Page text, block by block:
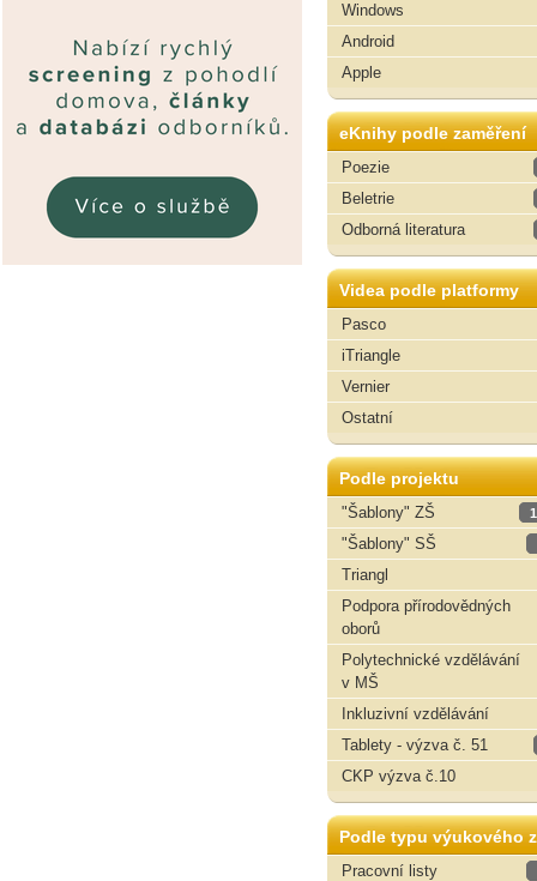
Windows
Android
Apple
eKnihy podle zaměření
Poezie
Beletrie
Odborná literatura
Videa podle platformy
Pasco
iTriangle
Vernier
Ostatní
Podle projektu
"Šablony" ZŠ
"Šablony" SŠ
Triangl
Podpora přírodovědných
oborů
Polytechnické vzdělávání
v MŠ
Inkluzivní vzdělávání
Tablety - výzva č. 51
CKP výzva č.10
Podle typu výukového
Pracovní listy